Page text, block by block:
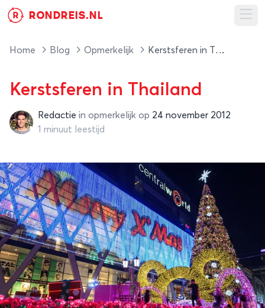
R RONDREIS.NL
Home Blog Opmerkelijk Kerstsferen in Thailand
Kerstsferen in Thailand
RedactieRedactie in opmerkelijk op 24 november 2012
1 minuut leestijd